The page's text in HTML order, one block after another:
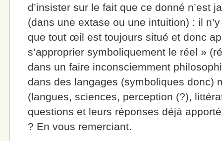
d’insister sur le fait que ce donné n’est
(dans une extase ou une intuition) : il
que tout œil est toujours situé et donc
s’approprier symboliquement le réel »
dans un faire inconsciemment
dans des langages (symboliques donc)
(langues, sciences, perception (?),
questions et leurs réponses déjà
? En vous remerciant.